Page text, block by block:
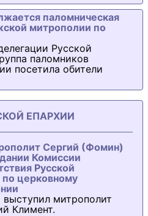
паломническая
митрополии по
Русской
паломников
посетила обители
ЕПАРХИИ
Сергий (Фомин)
Комиссии
Русской
церковному
митрополит
Климент.